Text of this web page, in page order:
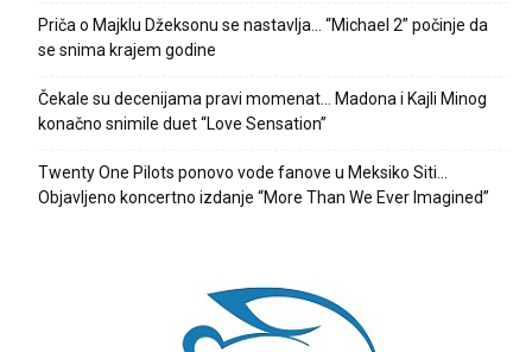
Priča o Majklu Džeksonu se nastavlja… “Michael 2” počinje da
se snima krajem godine
Čekale su decenijama pravi momenat… Madona i Kajli Minog
konačno snimile duet “Love Sensation”
Twenty One Pilots ponovo vode fanove u Meksiko Siti…
Objavljeno koncertno izdanje “More Than We Ever Imagined”